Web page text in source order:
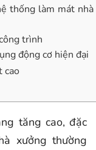
thống làm mát nhà
trình
động cơ hiện đại
cao
tăng cao, đặc
xưởng thường